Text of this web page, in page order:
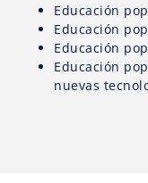
Educación
Educación
Educación
Educación
nuevas